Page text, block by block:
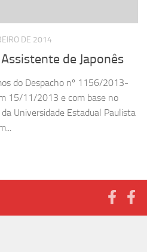
DE 2014
de Japonês
do Despacho nº 1156/2013-
15/11/2013 e com base no
Universidade Estadual Paulista